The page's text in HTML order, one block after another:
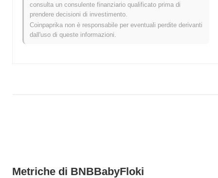
Metriche di BNBBabyFloki
BNBBabyFloki è attualmente scambiato ~1.21%
suo ATH .
Come si sta comportando BNBBabyFloki rispetto
consulta un consulente finanziario qualificato prima di
prendere decisioni di investimento.
Coinpaprika non è responsabile per eventuali perdite derivanti
dall'uso di queste informazioni.